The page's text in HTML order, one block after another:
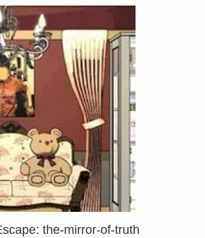
the-mirror-of-truth